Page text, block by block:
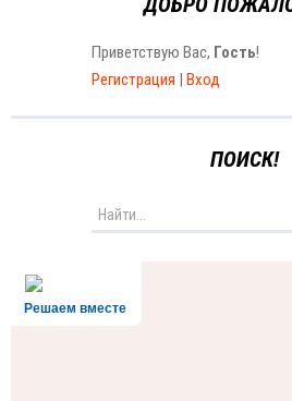
Приветствую Вас, Гость!
Регистрация | Вход
ПОИСК!
Решаем вместе